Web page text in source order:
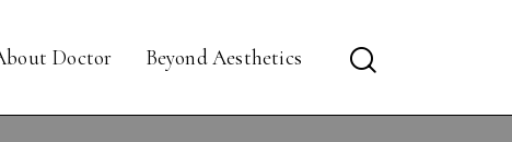
Doctor Beyond Aesthetics